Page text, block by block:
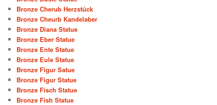
Bronze Cherub Herzstück
Bronze Cheurb Kandelaber
Bronze Diana Statue
Bronze Eber Statue
Bronze Ente Statue
Bronze Eule Statue
Bronze Figur Satue
Bronze Figur Statue
Bronze Fisch Statue
Bronze Fish Statue